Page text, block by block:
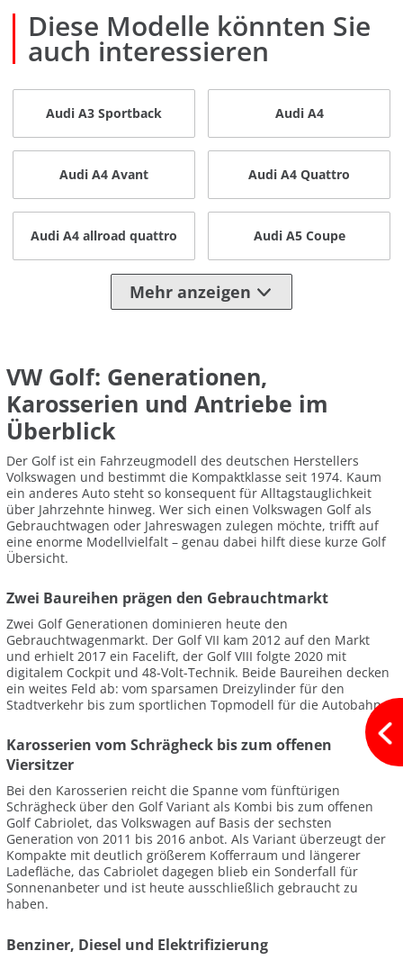
Diese Modelle könnten Sie
auch interessieren
Audi A3 Sportback Audi A4
Audi A4 Avant Audi A4 Quattro
Audi A4 allroad quattro Audi A5 Coupe
Mehr anzeigen
VW Golf: Generationen,
Karosserien und Antriebe im
Überblick
Der Golf ist ein Fahrzeugmodell des deutschen Herstellers
Volkswagen und bestimmt die Kompaktklasse seit 1974. Kaum
ein anderes Auto steht so konsequent für Alltagstauglichkeit
über Jahrzehnte hinweg. Wer sich einen Volkswagen Golf als
Gebrauchtwagen oder Jahreswagen zulegen möchte, trifft auf
eine enorme Modellvielfalt – genau dabei hilft diese kurze Golf
Übersicht.
Zwei Baureihen prägen den Gebrauchtmarkt
Zwei Golf Generationen dominieren heute den
Gebrauchtwagenmarkt. Der Golf VII kam 2012 auf den Markt
und erhielt 2017 ein Facelift, der Golf VIII folgte 2020 mit
digitalem Cockpit und 48-Volt-Technik. Beide Baureihen decken
ein weites Feld ab: vom sparsamen Dreizylinder für den
Stadtverkehr bis zum sportlichen Topmodell für die Autobahn.
Karosserien vom Schrägheck bis zum offenen
Viersitzer
Bei den Karosserien reicht die Spanne vom fünftürigen
Schrägheck über den Golf Variant als Kombi bis zum offenen
Golf Cabriolet, das Volkswagen auf Basis der sechsten
Generation von 2011 bis 2016 anbot. Als Variant überzeugt der
Kompakte mit deutlich größerem Kofferraum und längerer
Ladefläche, das Cabriolet dagegen blieb ein Sonderfall für
Sonnenanbeter und ist heute ausschließlich gebraucht zu
haben.
Benziner, Diesel und Elektrifizierung